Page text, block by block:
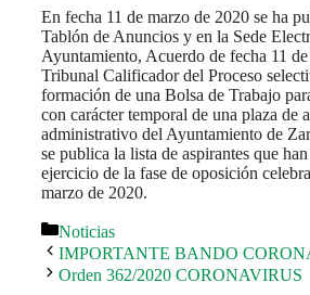
En fecha 11 de marzo de 2020 se ha
Tablón de Anuncios y en la Sede
Ayuntamiento, Acuerdo de fecha 11
Tribunal Calificador del Proceso
formación de una Bolsa de Trabajo
con carácter temporal de una plaza de
administrativo del Ayuntamiento de
se publica la lista de aspirantes que
ejercicio de la fase de oposición
marzo de 2020.
Categorías
Noticias
IMPORTANTE BANDO
Orden 362/2020 CORONAVIRUS